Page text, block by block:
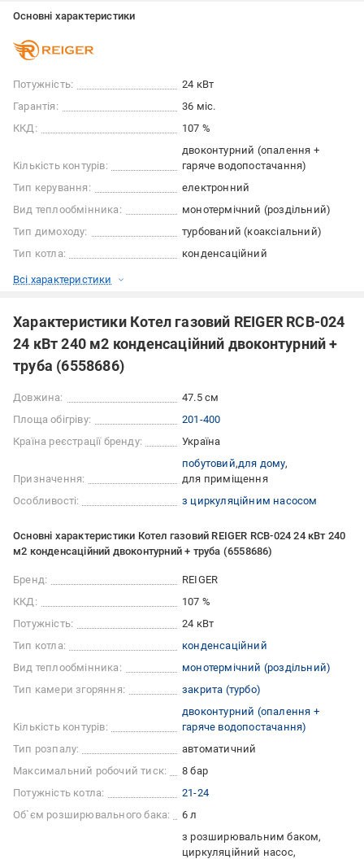
Основні характеристики
Потужність:
24 кВт
Гарантія:
36 міс.
ККД:
107 %
Кількість контурів:
двоконтурний (опалення +
гаряче водопостачання)
Тип керування:
електронний
Вид теплообмінника:
монотермічний (роздільний)
Тип димоходу:
турбований (коаксіальний)
Тип котла:
конденсаційний
Всі характеристики
Характеристики Котел газовий REIGER RCB-024
24 кВт 240 м2 конденсаційний двоконтурний +
труба (6558686)
Довжина:
47.5 см
Площа обігріву:
201-400
Країна реєстрації бренду:
Україна
Призначення:
побутовий для дому
для приміщення
Особливості:
з циркуляційним насосом
Основні характеристики Котел газовий REIGER RCB-024 24 кВт 240
м2 конденсаційний двоконтурний + труба (6558686)
Бренд:
REIGER
ККД:
107 %
Потужність:
24 кВт
Тип котла:
конденсаційний
Вид теплообмінника:
монотермічний (роздільний)
Тип камери згоряння:
закрита (турбо)
Кількість контурів:
двоконтурний (опалення +
гаряче водопостачання)
Тип розпалу:
автоматичний
Максимальний робочий тиск:
8 бар
Потужність котла:
21-24
Об`єм розширювального бака:
6 л
з розширювальним баком
циркуляційний насос